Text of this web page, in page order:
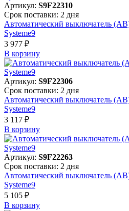
Артикул: S9F22310
Срок поставки: 2 дня
Автоматический выключатель
Systeme9
3 977 ₽
В корзинy
Артикул: S9F22306
Срок поставки: 2 дня
Автоматический выключатель
Systeme9
3 117 ₽
В корзинy
Артикул: S9F22263
Срок поставки: 2 дня
Автоматический выключатель
Systeme9
5 105 ₽
В корзинy